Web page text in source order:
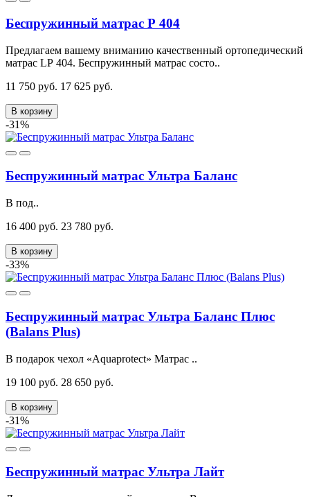
Беспружинный матрас Р 404
Предлагаем вашему вниманию качественный ортопедический
матрас LР 404. Беспружинный матрас состо..
11 750 руб. 17 625 руб.
В корзину
-31%
Беспружинный матрас Ультра Баланс
В под..
16 400 руб. 23 780 руб.
В корзину
-33%
Беспружинный матрас Ультра Баланс Плюс
(Balans Plus)
В подарок чехол «Aquaprotect» Матрас ..
19 100 руб. 28 650 руб.
В корзину
-31%
Беспружинный матрас Ультра Лайт